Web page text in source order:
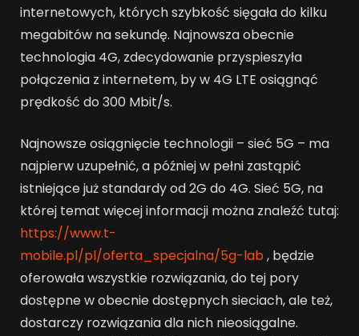
internetowych, których szybkość sięgała do kilku
megabitów na sekundę. Najnowsza obecnie
technologia 4G, zdecydowanie przyspieszyła
połączenia z internetem, by w 4G LTE osiągnąć
prędkość do 300 Mbit/s.
Najnowsze osiągnięcie technologii – sieć 5G – ma
najpierw uzupełnić, a później w pełni zastąpić
istniejące już standardy od 2G do 4G. Sieć 5G, na
której temat więcej informacji można znaleźć tutaj:
https://www.t-
mobile.pl/pl/oferta_specjalna/5g-lab, będzie
oferowała wszystkie rozwiązania, do tej pory
dostępne w obecnie dostępnych sieciach, ale też,
dostarczy rozwiązania dla nich nieosiągalne.